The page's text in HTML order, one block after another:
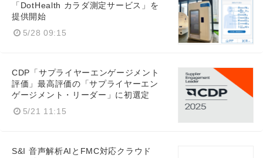
「DotHealth カラダ測定サービス」を
提供開始
5/28 09:15
CDP「サプライヤーエンゲージメント
評価」最高評価の「サプライヤーエン
ゲージメント・リーダー」に初選定
5/21 11:15
S&I 音声解析AIとFMC対応クラウド